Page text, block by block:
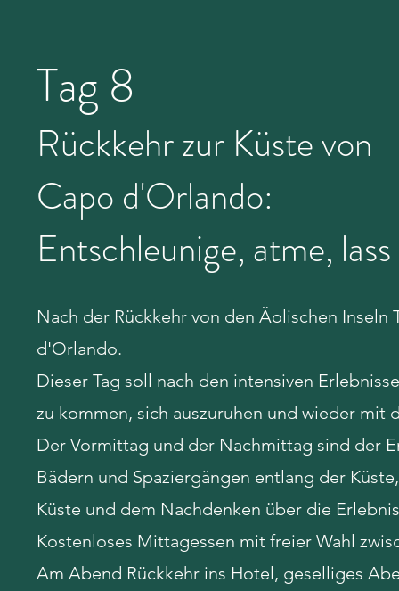
Tag 8
Rückkehr zur Küste von
Capo d'Orlando:
Entschleunige, atme,
Nach der Rückkehr von den Äolischen
d'Orlando.
Dieser Tag soll nach den intensiven
zu kommen, sich auszuruhen und wieder mit
Der Vormittag und der Nachmittag sind der
Bädern und Spaziergängen entlang der
Küste und dem Nachdenken über die
Kostenloses Mittagessen mit freier Wahl
Am Abend Rückkehr ins Hotel, geselliges